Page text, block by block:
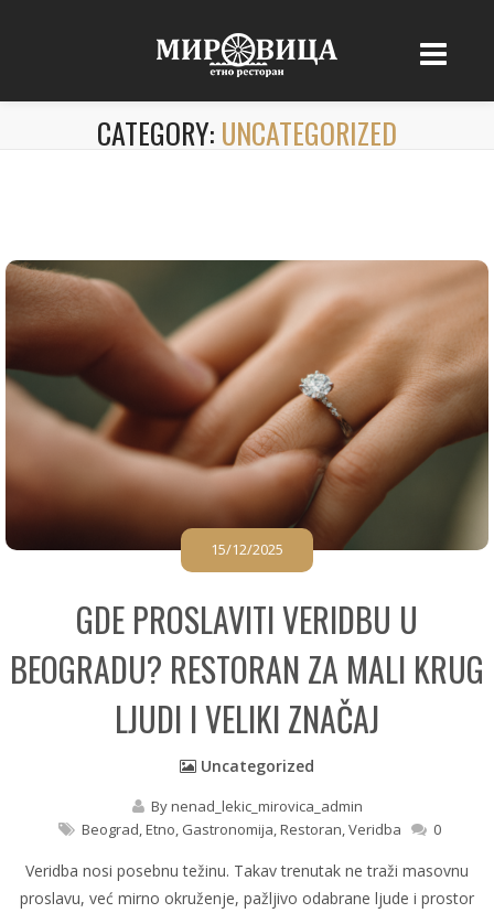
CATEGORY: UNCATEGORIZED
15/12/2025
GDE PROSLAVITI VERIDBU U
BEOGRADU? RESTORAN ZA MALI KRUG
LJUDI I VELIKI ZNAČAJ
Uncategorized
Bynenad_lekic_mirovica_admin
Beograd,Etno, Gastronomija,Restoran,Veridba 0
Veridba nosi posebnu težinu. Takav trenutak ne traži masovnu
proslavu, već mirno okruženje, pažljivo odabrane ljude i prostor